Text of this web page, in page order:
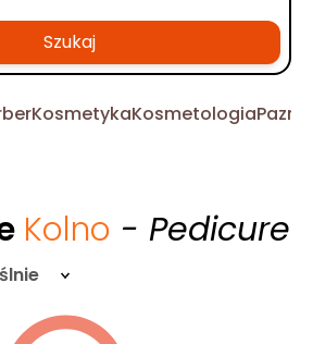
Szukaj
KosmetykaKosmetologia
Kolno - Pedicure